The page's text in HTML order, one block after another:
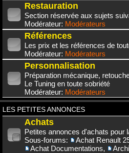
Restauration
Section réservée aux sujets
Modérateur: Modérateurs
Références
Les prix et les références de
Modérateur: Modérateurs
Personnalisation
Préparation mécanique,
Le Tuning en toute sobriété
Modérateur: Modérateurs
LES PETITES ANNONCES
Achats
Petites annonces d'achats pour
Sous-forums:
Achat Renault
Achat Documentations,